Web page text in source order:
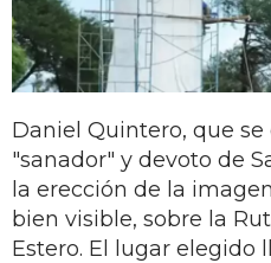
Daniel Quintero, que
"sanador" y devoto de
la erección de la
bien visible, sobre la
Estero. El lugar elegido